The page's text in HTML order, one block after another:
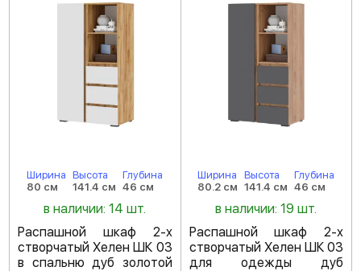
Ширина
80 см
Высота
141.4 см
Глубина
46 см
в наличии: 14 шт.
Распашной шкаф 2-х
створчатый Хелен ШК 03
в спальню дуб золотой
Ширина
80.2 см
Высота
141.4 см
Глубина
46 см
в наличии: 19 шт.
Распашной шкаф 2-х
створчатый Хелен ШК 03
для одежды дуб